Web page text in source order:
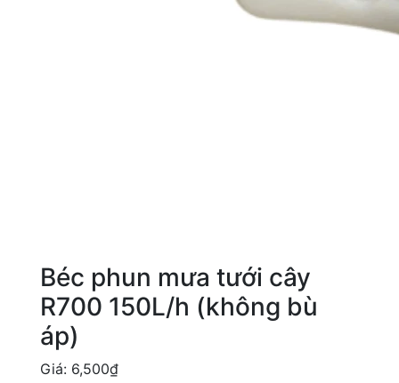
Béc phun mưa tưới cây
R700 150L/h (không bù
áp)
Giá: 6,500₫